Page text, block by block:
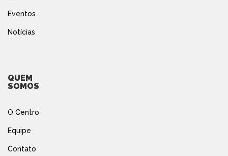
Eventos
Notícias
QUEM
SOMOS
O Centro
Equipe
Contato